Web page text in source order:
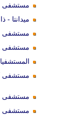
مستشفى
ميدانتا -
مستشفى
مستشفى BLK للتخصصات الفائقة، نيودلهي
مستشفى
مستشفى
مستشفى